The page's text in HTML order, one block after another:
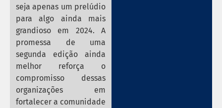
seja apenas um prelúdio
para algo ainda mais
grandioso em 2024. A
promessa de uma
segunda edição ainda
melhor reforça o
compromisso dessas
organizações em
fortalecer a comunidade